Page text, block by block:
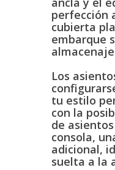
perfección
cubierta
embarque
Los
tu estilo
con la
de
consola,
adicional,
suelta a la